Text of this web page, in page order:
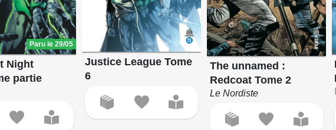
Paru le 29/05
Night
partie
Justice League Tome
6
The unnamed :
Redcoat Tome 2
Le Nordiste